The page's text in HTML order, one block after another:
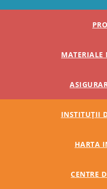
MATERIALE
INSTITUȚII
HARTA
CENTRE